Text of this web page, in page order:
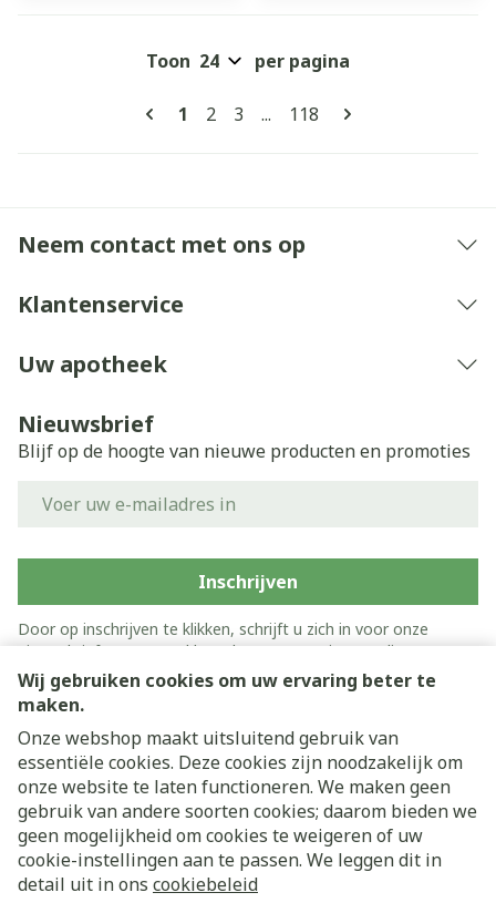
Wij gebruiken cookies om uw ervaring beter te
maken.
Onze webshop maakt uitsluitend gebruik van
essentiële cookies. Deze cookies zijn noodzakelijk om
onze website te laten functioneren. We maken geen
gebruik van andere soorten cookies; daarom bieden we
geen mogelijkheid om cookies te weigeren of uw
cookie-instellingen aan te passen. We leggen dit in
detail uit in ons cookiebeleid
Pagina's
U lees momenteel pagina
1 Pagina
2 Pagina
3 ... Pagina
118
Toon per pagina
Neem contact met ons op
Klantenservice
Uw apotheek
Nieuwsbrief
Blijf op de hoogte van nieuwe producten en promoties
Inschrijven
Door op inschrijven te klikken, schrijft u zich in voor onze
nieuwsbrief en gaat u akkoord met onzeprivacy policy.
Juridische links